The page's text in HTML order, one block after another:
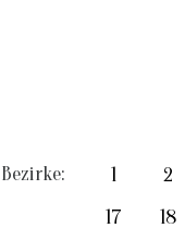
Bezirke: 1 2
17
18